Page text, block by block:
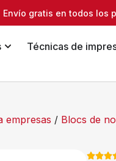
Envío gratis en todos los
Técnicas de
empresas / Blocs de